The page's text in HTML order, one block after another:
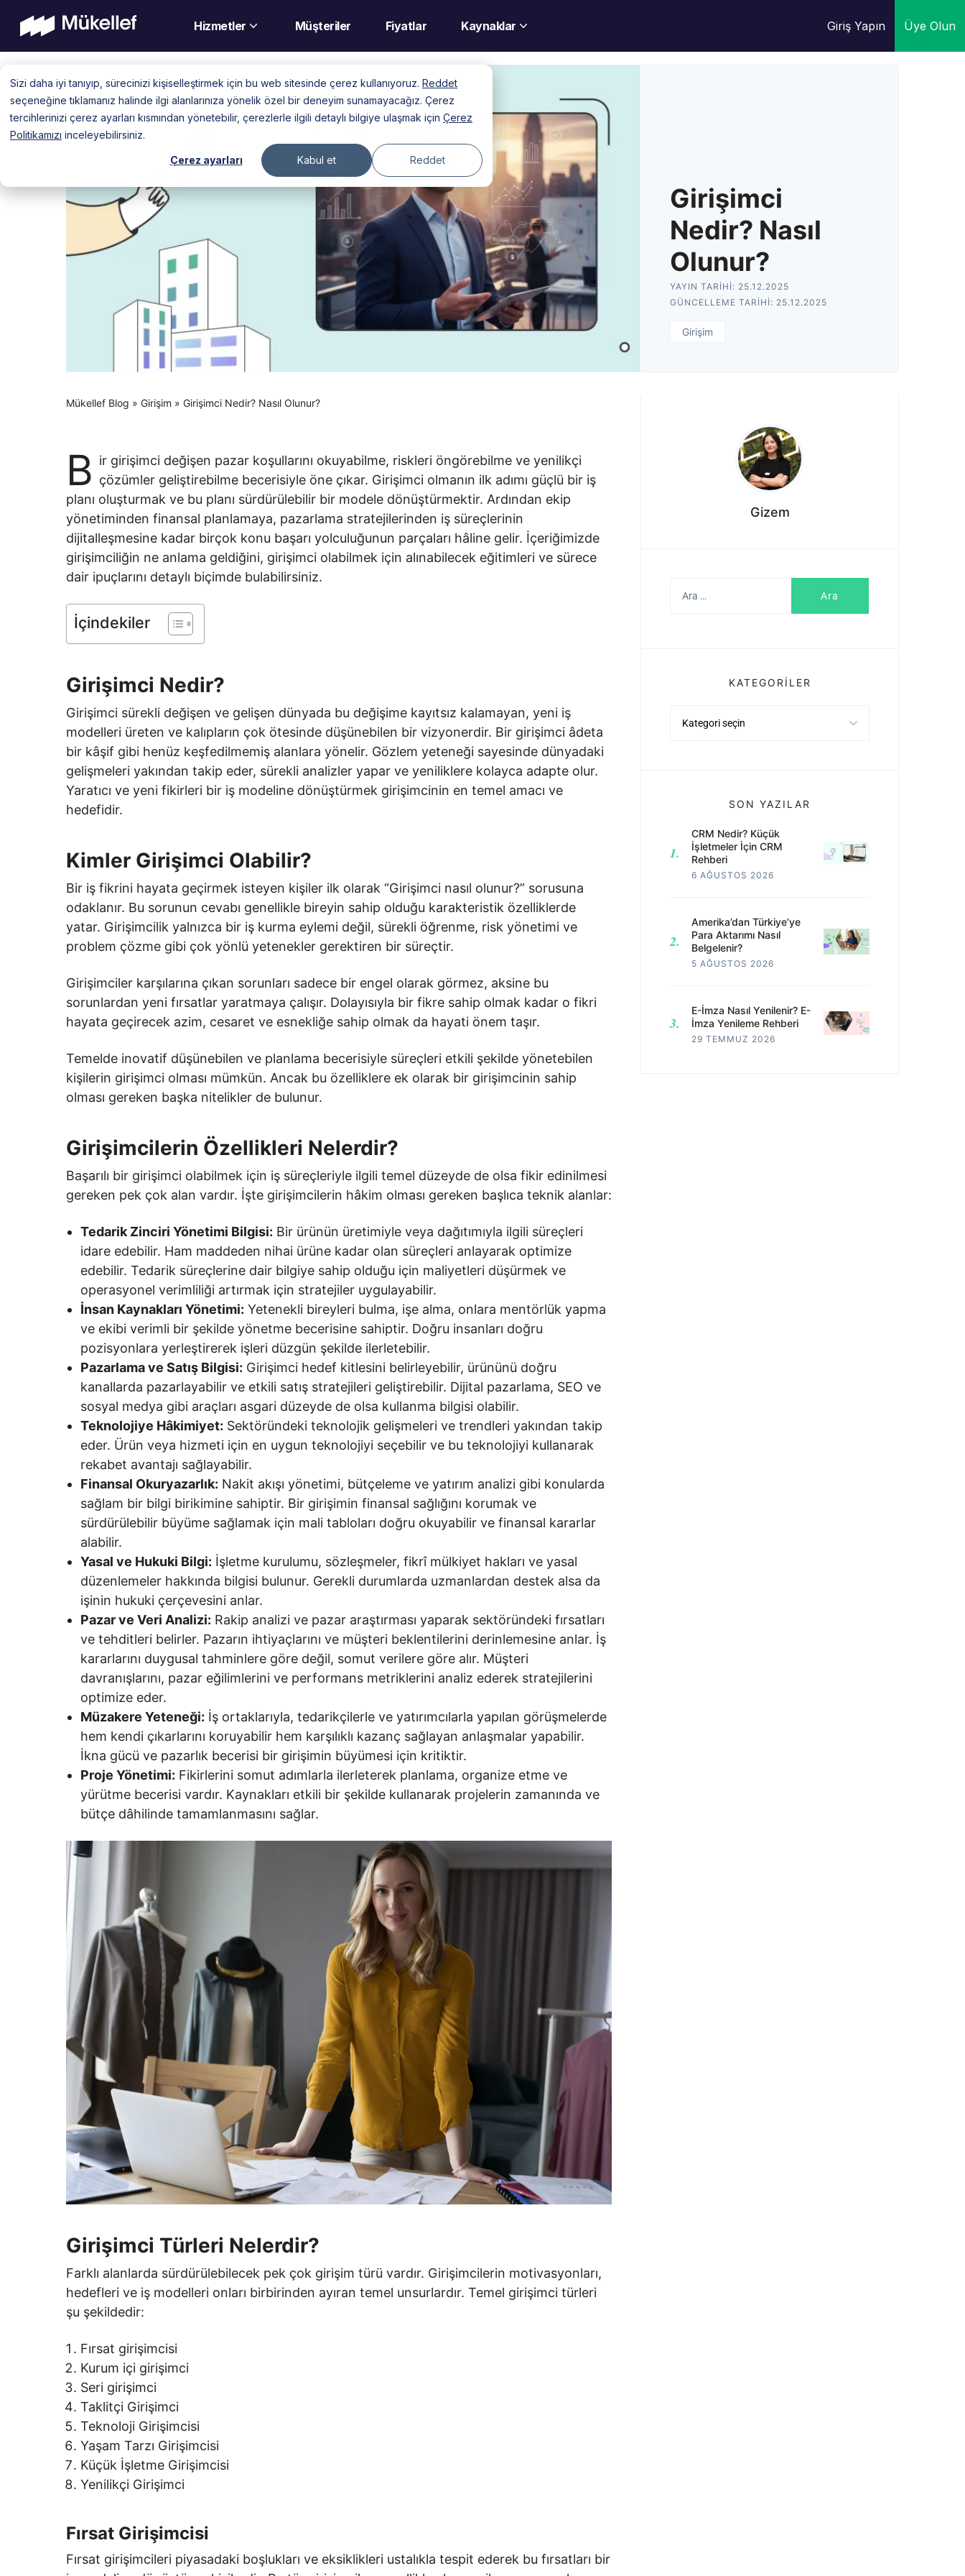
Sizi daha iyi tanıyıp, sürecinizi kişiselleştirmek için bu web sitesinde çerez kullanıyoruz. Reddet
seçeneğine tıklamanız halinde ilgi alanlarınıza yönelik özel bir deneyim sunamayacağız. Çerez
tercihlerinizi çerez ayarları kısmından yönetebilir, çerezlerle ilgili detaylı bilgiye ulaşmak için Çerez
Politikamızı inceleyebilirsiniz.
Çerez ayarları Kabul et Reddet
content
Hizmetler Müşteriler Fiyatlar Kaynaklar Giriş Yapın Üye Olun
Girişimci
Nedir? Nasıl
Olunur?
YAYIN TARIHI: 25.12.2025
GÜNCELLEME TARIHI: 25.12.2025
Girişim
Mükellef Blog » Girişim » Girişimci Nedir? Nasıl Olunur?
B ir girişimci değişen pazar koşullarını okuyabilme, riskleri öngörebilme ve yenilikçi
çözümler geliştirebilme becerisiyle öne çıkar. Girişimci olmanın ilk adımı güçlü bir iş
planı oluşturmak ve bu planı sürdürülebilir bir modele dönüştürmektir. Ardından ekip
yönetiminden finansal planlamaya, pazarlama stratejilerinden iş süreçlerinin
dijitalleşmesine kadar birçok konu başarı yolculuğunun parçaları hâline gelir. İçeriğimizde
girişimciliğin ne anlama geldiğini, girişimci olabilmek için alınabilecek eğitimleri ve sürece
dair ipuçlarını detaylı biçimde bulabilirsiniz.
İçindekiler
Girişimci Nedir?
Girişimci sürekli değişen ve gelişen dünyada bu değişime kayıtsız kalamayan, yeni iş
modelleri üreten ve kalıpların çok ötesinde düşünebilen bir vizyonerdir. Bir girişimci âdeta
bir kâşif gibi henüz keşfedilmemiş alanlara yönelir. Gözlem yeteneği sayesinde dünyadaki
gelişmeleri yakından takip eder, sürekli analizler yapar ve yeniliklere kolayca adapte olur.
Yaratıcı ve yeni fikirleri bir iş modeline dönüştürmek girişimcinin en temel amacı ve
hedefidir.
Kimler Girişimci Olabilir?
Bir iş fikrini hayata geçirmek isteyen kişiler ilk olarak “Girişimci nasıl olunur?” sorusuna
odaklanır. Bu sorunun cevabı genellikle bireyin sahip olduğu karakteristik özelliklerde
yatar. Girişimcilik yalnızca bir iş kurma eylemi değil, sürekli öğrenme, risk yönetimi ve
problem çözme gibi çok yönlü yetenekler gerektiren bir süreçtir.
Girişimciler karşılarına çıkan sorunları sadece bir engel olarak görmez, aksine bu
sorunlardan yeni fırsatlar yaratmaya çalışır. Dolayısıyla bir fikre sahip olmak kadar o fikri
hayata geçirecek azim, cesaret ve esnekliğe sahip olmak da hayati önem taşır.
Temelde inovatif düşünebilen ve planlama becerisiyle süreçleri etkili şekilde yönetebilen
kişilerin girişimci olması mümkün. Ancak bu özelliklere ek olarak bir girişimcinin sahip
olması gereken başka nitelikler de bulunur.
Girişimcilerin Özellikleri Nelerdir?
Başarılı bir girişimci olabilmek için iş süreçleriyle ilgili temel düzeyde de olsa fikir edinilmesi
gereken pek çok alan vardır. İşte girişimcilerin hâkim olması gereken başlıca teknik alanlar:
Tedarik Zinciri Yönetimi Bilgisi: Bir ürünün üretimiyle veya dağıtımıyla ilgili süreçleri
idare edebilir. Ham maddeden nihai ürüne kadar olan süreçleri anlayarak optimize
edebilir. Tedarik süreçlerine dair bilgiye sahip olduğu için maliyetleri düşürmek ve
operasyonel verimliliği artırmak için stratejiler uygulayabilir.
İnsan Kaynakları Yönetimi: Yetenekli bireyleri bulma, işe alma, onlara mentörlük yapma
ve ekibi verimli bir şekilde yönetme becerisine sahiptir. Doğru insanları doğru
pozisyonlara yerleştirerek işleri düzgün şekilde ilerletebilir.
Pazarlama ve Satış Bilgisi: Girişimci hedef kitlesini belirleyebilir, ürününü doğru
kanallarda pazarlayabilir ve etkili satış stratejileri geliştirebilir. Dijital pazarlama, SEO ve
sosyal medya gibi araçları asgari düzeyde de olsa kullanma bilgisi olabilir.
Teknolojiye Hâkimiyet: Sektöründeki teknolojik gelişmeleri ve trendleri yakından takip
eder. Ürün veya hizmeti için en uygun teknolojiyi seçebilir ve bu teknolojiyi kullanarak
rekabet avantajı sağlayabilir.
Finansal Okuryazarlık: Nakit akışı yönetimi, bütçeleme ve yatırım analizi gibi konularda
sağlam bir bilgi birikimine sahiptir. Bir girişimin finansal sağlığını korumak ve
sürdürülebilir büyüme sağlamak için mali tabloları doğru okuyabilir ve finansal kararlar
alabilir.
Yasal ve Hukuki Bilgi: İşletme kurulumu, sözleşmeler, fikrî mülkiyet hakları ve yasal
düzenlemeler hakkında bilgisi bulunur. Gerekli durumlarda uzmanlardan destek alsa da
işinin hukuki çerçevesini anlar.
Pazar ve Veri Analizi: Rakip analizi ve pazar araştırması yaparak sektöründeki fırsatları
ve tehditleri belirler. Pazarın ihtiyaçlarını ve müşteri beklentilerini derinlemesine anlar. İş
kararlarını duygusal tahminlere göre değil, somut verilere göre alır. Müşteri
davranışlarını, pazar eğilimlerini ve performans metriklerini analiz ederek stratejilerini
optimize eder.
Müzakere Yeteneği: İş ortaklarıyla, tedarikçilerle ve yatırımcılarla yapılan görüşmelerde
hem kendi çıkarlarını koruyabilir hem karşılıklı kazanç sağlayan anlaşmalar yapabilir.
İkna gücü ve pazarlık becerisi bir girişimin büyümesi için kritiktir.
Proje Yönetimi: Fikirlerini somut adımlarla ilerleterek planlama, organize etme ve
yürütme becerisi vardır. Kaynakları etkili bir şekilde kullanarak projelerin zamanında ve
bütçe dâhilinde tamamlanmasını sağlar.
Girişimci Türleri Nelerdir?
Farklı alanlarda sürdürülebilecek pek çok girişim türü vardır. Girişimcilerin motivasyonları,
hedefleri ve iş modelleri onları birbirinden ayıran temel unsurlardır. Temel girişimci türleri
şu şekildedir:
Fırsat girişimcisi
Kurum içi girişimci
Seri girişimci
Taklitçi Girişimci
Teknoloji Girişimcisi
Yaşam Tarzı Girişimcisi
Küçük İşletme Girişimcisi
Yenilikçi Girişimci
Fırsat Girişimcisi
Fırsat girişimcileri piyasadaki boşlukları ve eksiklikleri ustalıkla tespit ederek bu fırsatları bir
Gizem
KATEGORILER
SON YAZILAR
CRM Nedir? Küçük
İşletmeler İçin CRM
Rehberi
6 AĞUSTOS 2026
Amerika’dan Türkiye’ye
Para Aktarımı Nasıl
Belgelenir?
5 AĞUSTOS 2026
E-İmza Nasıl Yenilenir? E-
İmza Yenileme Rehberi
29 TEMMUZ 2026